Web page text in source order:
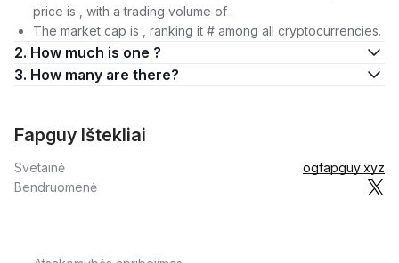
price is , with a trading volume of .
The market cap is , ranking it # among all cryptocurrencies.
2. How much is one ?
3. How many are there?
Fapguy Ištekliai
Svetainė
ogfapguy.xyz
Bendruomenė